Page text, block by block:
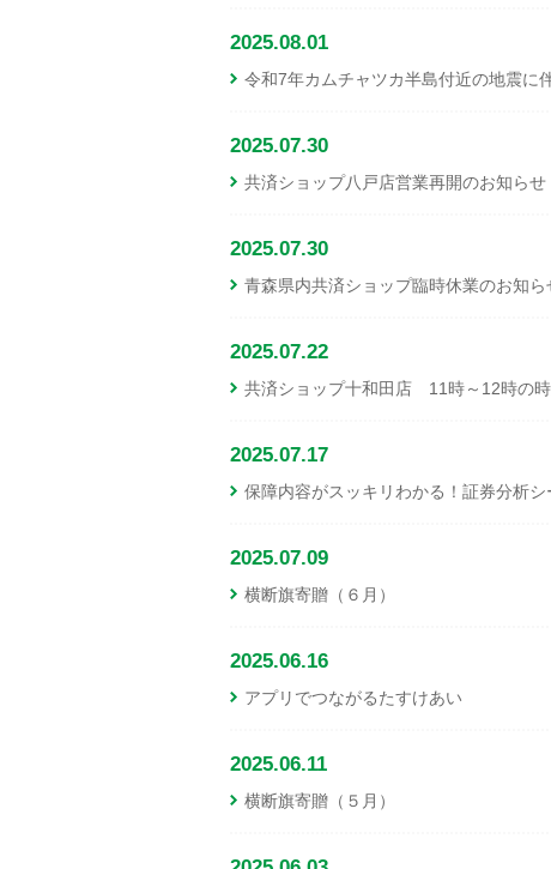
2025.08.01
令和7年カムチャツカ半島付近の地震に
2025.07.30
共済ショップ八戸店営業再開のお知らせ
2025.07.30
青森県内共済ショップ臨時休業のお知ら
2025.07.22
共済ショップ十和田店 11時～12時の
2025.07.17
保障内容がスッキリわかる！証券分析シ
2025.07.09
横断旗寄贈（６月）
2025.06.16
アプリでつながるたすけあい
2025.06.11
横断旗寄贈（５月）